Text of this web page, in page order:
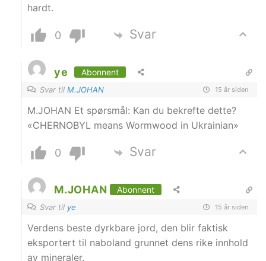
hardt.
0 Svar
ye Abonnent
Svar tilM.JOHAN 15 år siden
M.JOHAN Et spørsmål: Kan du bekrefte dette?
«CHERNOBYL means Wormwood in Ukrainian»
0 Svar
M.JOHAN Abonnent
Svar til ye 15 år siden
Verdens beste dyrkbare jord, den blir faktisk
eksportert til naboland grunnet dens rike innhold
av mineraler.